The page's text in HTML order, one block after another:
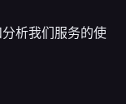
析我们服务的使